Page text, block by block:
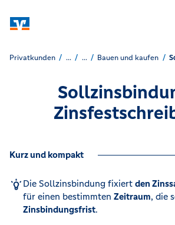
Privatkunden ... ... Bauen und kaufen
Kurz und kompakt
Die Sollzinsbindung fixiert den
für einen bestimmten Zeitraum, die
Zinsbindungsfrist. ​